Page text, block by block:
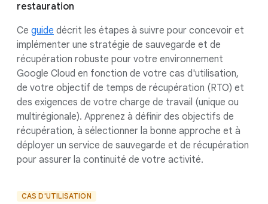
restauration
Ce guide décrit les étapes à suivre pour concevoir et
implémenter une stratégie de sauvegarde et de
récupération robuste pour votre environnement
Google Cloud en fonction de votre cas d'utilisation,
de votre objectif de temps de récupération (RTO) et
des exigences de votre charge de travail (unique ou
multirégionale). Apprenez à définir des objectifs de
récupération, à sélectionner la bonne approche et à
déployer un service de sauvegarde et de récupération
pour assurer la continuité de votre activité.
CAS D'UTILISATION